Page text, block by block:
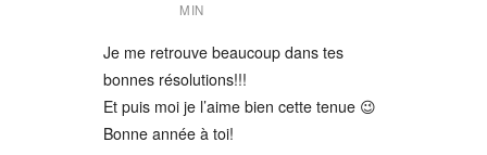
MIN
Je me retrouve beaucoup dans tes
bonnes résolutions!!!
Et puis moi je l’aime bien cette tenue 😉
Bonne année à toi!